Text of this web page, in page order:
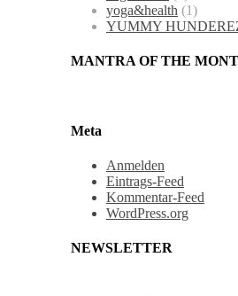
yoga&health (1)
YUMMY
MANTRA OF THE
Meta
Anmelden
Eintrags-Feed
Kommentar-Feed
WordPress.org
NEWSLETTER